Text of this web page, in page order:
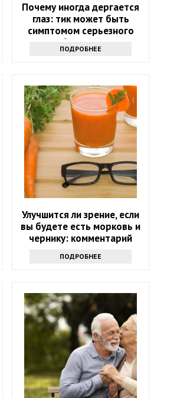
Почему иногда дергается
глаз: тик может быть
симптомом серьезного
заболевания
ПОДРОБНЕЕ
Улучшится ли зрение, если
вы будете есть морковь и
чернику: комментарий
ПОДРОБНЕЕ